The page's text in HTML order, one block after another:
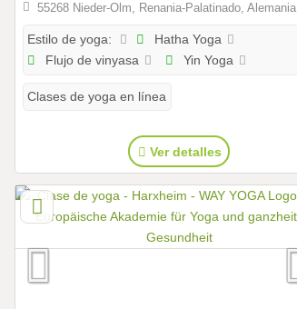
55268 Nieder-Olm, Renania-Palatinado, Alemania
Estilo de yoga:
Hatha Yoga
Flujo de vinyasa
Yin Yoga
Clases de yoga en línea
Ver detalles